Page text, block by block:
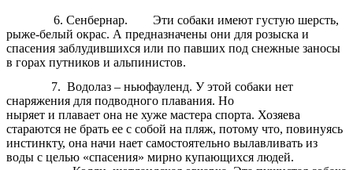
6. Сенбернар. Эти собаки имеют густую шерсть,
рыже-белый окрас. А предназначены они для розыска и
спасения заблудившихся или по павших под снежные заносы
в горах путников и альпинистов.
7. Водолаз – ньюфауленд. У этой собаки нет
снаряжения для подводного плавания. Но
ныряет и плавает она не хуже мастера спорта. Хозяева
стараются не брать ее с собой на пляж, потому что, повинуясь
инстинкту, она начи нает самостоятельно вылавливать из
воды с целью «спасения» мирно купающихся людей.